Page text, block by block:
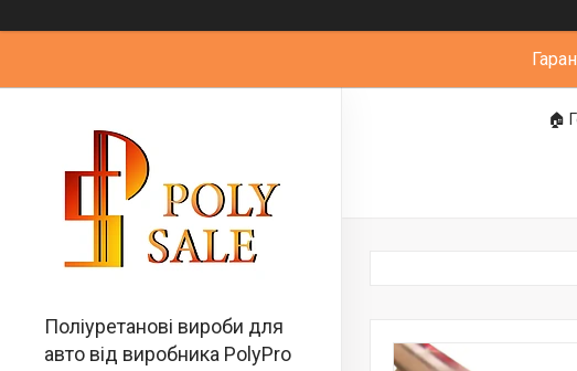
Поліуретанові вироби для
авто від виробника PolyPro
🏠